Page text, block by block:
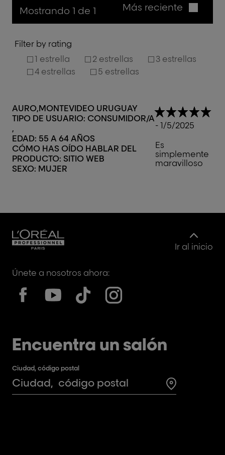
Mostrando 1 de 1 Más reciente
Filter by rating
1 estrella
2 estrellas
3 estrellas
4 estrellas
5 estrellas
AURO MONTEVIDEO URUGUAY
TIPO DE USUARIO: CONSUMIDOR/A
EDAD: 55 A 64 AÑOS
CÓMO HAS OÍDO HABLAR DEL
PRODUCTO: SITIO WEB
SEXO: MUJER
- 1/5/2025
Es
simplemente
maravilloso
Ir al inicio
Únete a nosotros ahora:
Encuentra un salón
Ciudad, código postal
Search for a